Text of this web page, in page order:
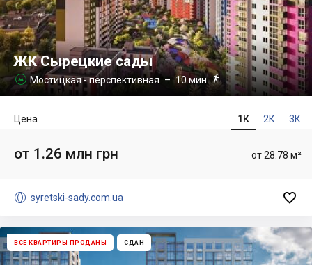
ЖК Сырецкие сады
 Мостицкая - перспективная – 10 мин.
1К 2К 3К
Цена
от 28.78 м²
от 1.26 млн грн
 syretski-sady.com.ua 
ВСЕ КВАРТИРЫ ПРОДАНЫ СДАН